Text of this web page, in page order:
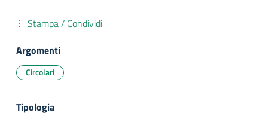
Stampa / Condividi
Argomenti
Circolari
Tipologia